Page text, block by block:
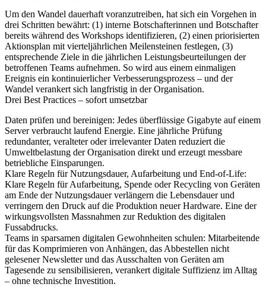
Um den Wandel dauerhaft voranzutreiben, hat sich ein Vorgehen in
drei Schritten bewährt: (1) interne Botschafterinnen und Botschafter
bereits während des Workshops identifizieren, (2) einen priorisierten
Aktionsplan mit vierteljährlichen Meilensteinen festlegen, (3)
entsprechende Ziele in die jährlichen Leistungsbeurteilungen der
betroffenen Teams aufnehmen. So wird aus einem einmaligen
Ereignis ein kontinuierlicher Verbesserungsprozess – und der
Wandel verankert sich langfristig in der Organisation.
Drei Best Practices – sofort umsetzbar
Daten prüfen und bereinigen: Jedes überflüssige Gigabyte auf einem
Server verbraucht laufend Energie. Eine jährliche Prüfung
redundanter, veralteter oder irrelevanter Daten reduziert die
Umweltbelastung der Organisation direkt und erzeugt messbare
betriebliche Einsparungen.
Klare Regeln für Nutzungsdauer, Aufarbeitung und End-of-Life:
Klare Regeln für Aufarbeitung, Spende oder Recycling von Geräten
am Ende der Nutzungsdauer verlängern die Lebensdauer und
verringern den Druck auf die Produktion neuer Hardware. Eine der
wirkungsvollsten Massnahmen zur Reduktion des digitalen
Fussabdrucks.
Teams in sparsamen digitalen Gewohnheiten schulen: Mitarbeitende
für das Komprimieren von Anhängen, das Abbestellen nicht
gelesener Newsletter und das Ausschalten von Geräten am
Tagesende zu sensibilisieren, verankert digitale Suffizienz im Alltag
– ohne technische Investition.